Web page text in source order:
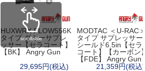
HUXWRX FLOW556K
タイプ ダミーサプレ
ッサー【セラコート】
【BK】 Angry Gun
29,695円(税込)
MODTAC ＜U-RAC
タイプ サプレッサー
シールド6.5in【セラ
コート】【カーボン
【FDE】 Angry Gun
21,359円(税込)
scrollable